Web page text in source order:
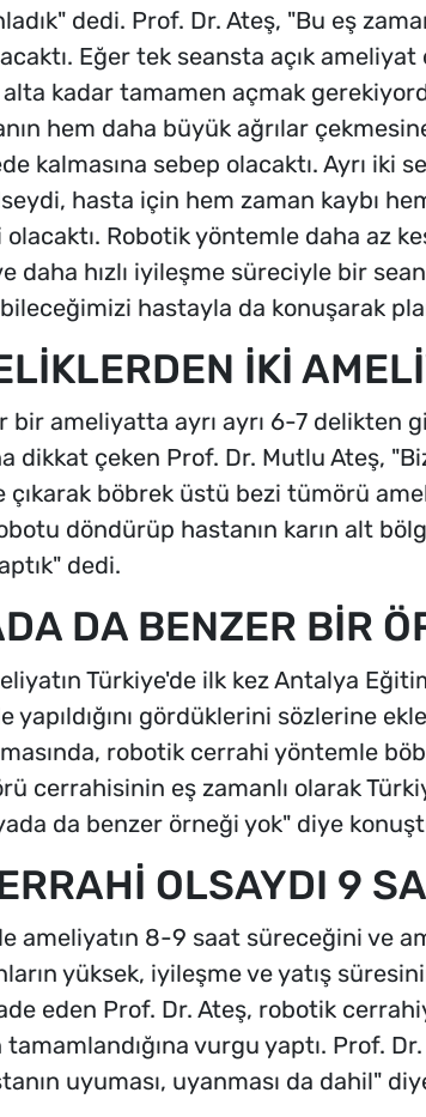
dedi. Prof. Dr. Ateş, "Bu eş
Eğer tek seansta açık ameliyat
kadar tamamen açmak
hem daha büyük ağrılar
kalmasına sebep olacaktı. Ayrı iki
hasta için hem zaman kaybı
Robotik yöntemle daha az
daha hızlı iyileşme süreciyle bir
hastayla da konuşarak
İKİ
bir ameliyatta ayrı ayrı 6-7 delikten
dikkat çeken Prof. Dr. Mutlu Ateş,
böbrek üstü bezi tümörü
döndürüp hastanın karın alt
dedi.
DA BENZER BİR
Türkiye'de ilk kez Antalya
yapıldığını gördüklerini sözlerine
robotik cerrahi yöntemle
cerrahisinin eş zamanlı olarak
da benzer örneği yok" diye
OLSAYDI 9
ameliyatın 8-9 saat süreceğini ve
yüksek, iyileşme ve yatış
eden Prof. Dr. Ateş, robotik
vurgu yaptı. Prof.
uyuması, uyanması da dahil"